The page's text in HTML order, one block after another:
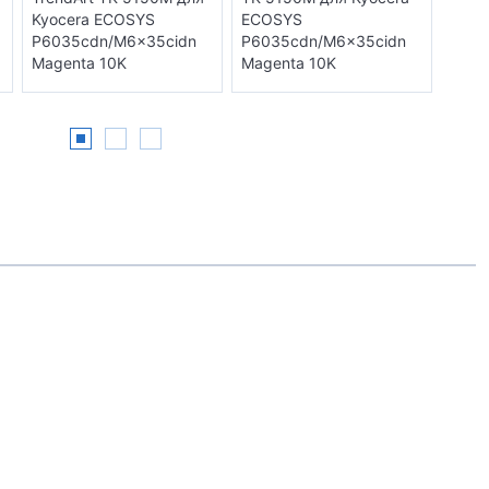
Kyocera ECOSYS
P6035cdn/M6x35cidn
Magenta 10K
ECOSYS
P6035cdn/M6x35cidn
Magenta 10K